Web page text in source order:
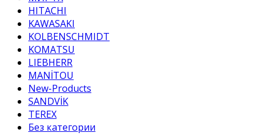
HITACHI
KAWASAKI
KOLBENSCHMIDT
KOMATSU
LIEBHERR
MANİTOU
New-Products
SANDVİK
TEREX
Без категории